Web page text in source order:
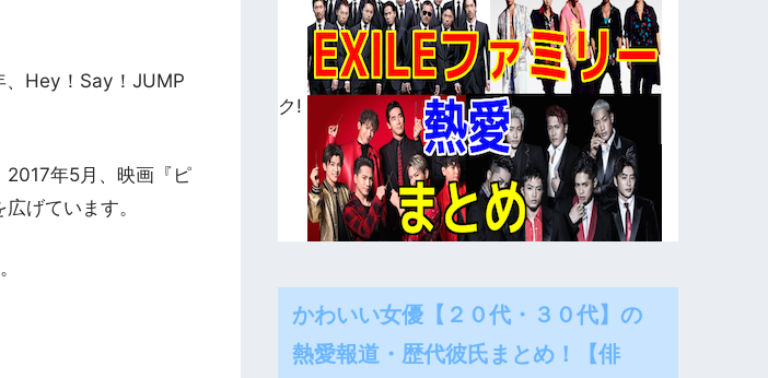
、Hey！Say！JUMP
2017年5月、映画『ピ
げています。
ク!
かわいい女優【２０代・３０代】の
熱愛報道・歴代彼氏まとめ！【俳